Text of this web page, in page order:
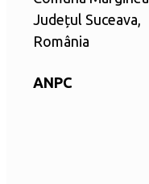
Județul Suceava,
România
ANPC